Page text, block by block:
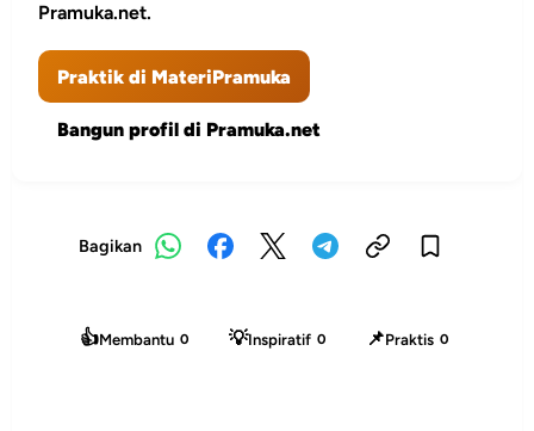
Pramuka.net.
Praktik di MateriPramuka
Bangun profil di Pramuka.net
Bagikan
👍Membantu 0 💡Inspiratif 0 📌Praktis 0